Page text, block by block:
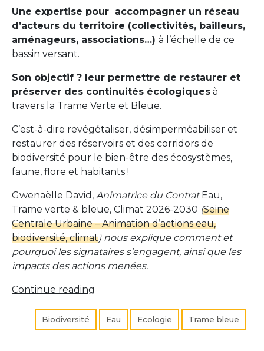
Une expertise pour accompagner un réseau
d’acteurs du territoire (collectivités, bailleurs,
aménageurs, associations…) à l’échelle de ce
bassin versant.
Son objectif ? leur permettre de restaurer et
préserver des continuités écologiques à
travers la Trame Verte et Bleue.
C’est-à-dire revégétaliser, désimperméabiliser et
restaurer des réservoirs et des corridors de
biodiversité pour le bien-être des écosystèmes,
faune, flore et habitants !
Gwenaëlle David, Animatrice du ContratEau,
Trame verte & bleue, Climat 2026-2030 (Seine
Centrale Urbaine – Animation d’actions eau,
biodiversité, climat) nous explique comment et
pourquoi les signataires s’engagent, ainsi que les
impacts des actions menées.
Continue reading
biodiversité
en
Biodiversité Eau Ecologie Trame bleue